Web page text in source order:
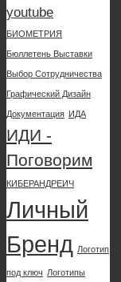
youtube
БИОМЕТРИЯ
Бюллетень Выставки
Выбор Сотрудничества
Графический Дизайн
Документация ИДА
ИДИ -
Поговорим
КИБЕРАНДРЕИЧ
Личный
Бренд Логотип
под ключ Логотипы